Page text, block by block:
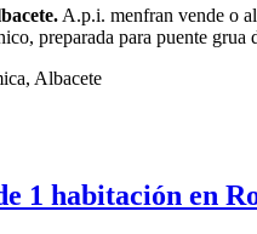
A.p.i. menfran vende o
preparada para puente grua
1 habitación en